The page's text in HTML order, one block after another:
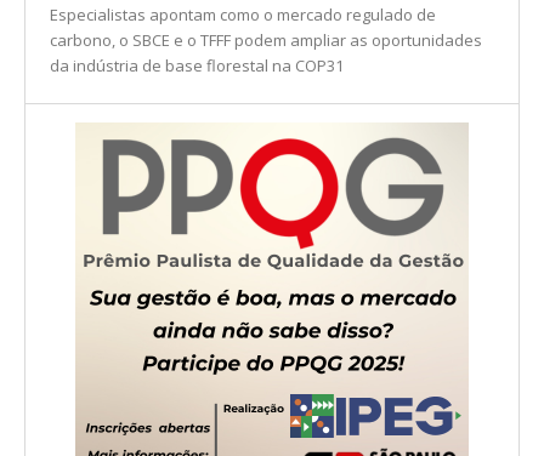
Especialistas apontam como o mercado regulado de
carbono, o SBCE e o TFFF podem ampliar as oportunidades
da indústria de base florestal na COP31